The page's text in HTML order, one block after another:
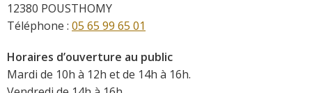
12380 POUSTHOMY
Téléphone : 05 65 99 65 01
Horaires d’ouverture au public
Mardi de 10h à 12h et de 14h à 16h.